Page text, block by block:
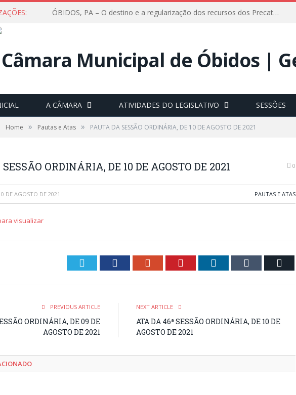
ÓBIDOS, PA – O destino e a regularização dos recursos dos Precatórios do FUNDEF (Fundo de Manutenção e Desenvolvimento do Ensino Fundamental e de Valorização do Magistério) voltaram a pautar as discussões na Câmara Municipal de Óbidos.
A CÂMARA ATIVIDADES DO LEGISLATIVO SESSÕES
Home » Pautas e Atas » PAUTA DA SESSÃO ORDINÁRIA, DE 10 DE AGOSTO DE 2021
ORDINÁRIA, DE 10 DE AGOSTO DE 2021 0
DE AGOSTO DE 2021 PAUTAS E ATAS
visualizar
Twitter Facebook Google+ Pinterest LinkedIn Tumblr
PREVIOUS ARTICLE
ORDINÁRIA, DE 09 DE
AGOSTO DE 2021
NEXT ARTICLE
ATA DA 46ª SESSÃO ORDINÁRIA, DE 10 DE
AGOSTO DE 2021